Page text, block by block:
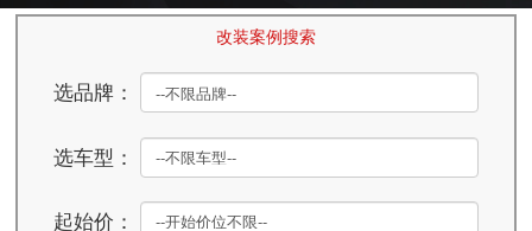
改装案例搜索
选品牌：
选车型：
起始价：